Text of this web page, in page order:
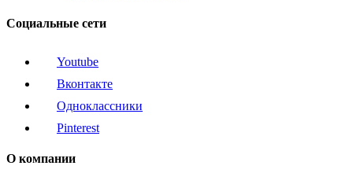
Социальные сети
Youtube
Вконтакте
Одноклассники
Pinterest
О компании